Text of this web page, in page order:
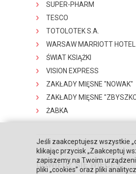
SUPER-PHARM
TESCO
TOTOLOTEK S.A.
WARSAW MARRIOTT HOTEL
ŚWIAT KSIĄŻKI
VISION EXPRESS
ZAKŁADY MIĘSNE "NOWAK"
ZAKŁADY MIĘSNE
ŻABKA
DOWIEDZ SIĘ WIĘCEJ
Jeśli zaakceptujesz wszystkie
klikając przycisk „Zaakceptuj
zapiszemy na Twoim
pliki „cookies” oraz pliki